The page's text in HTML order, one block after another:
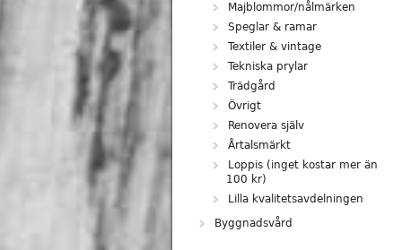
Majblommor/nålmärken
Speglar & ramar
Textiler & vintage
Tekniska prylar
Trädgård
Övrigt
Renovera själv
Årtalsmärkt
Loppis (inget kostar mer än
100 kr)
Lilla kvalitetsavdelningen
Byggnadsvård